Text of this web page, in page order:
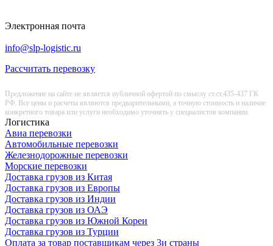
Электронная почта
info@slp-logistic.ru
Рассчитать перевозку
Предложение на сайте не является публичной офертой по смыслу ст.ст.435-437 ГК
РФ. Все цены и расчеты являются предварительными, а точную стоимость и наличие
конкретного товара или услуги необходимо уточнять у специалистов компании.
Логистика
Авиа перевозки
Автомобильные перевозки
Железнодорожные перевозки
Морские перевозки
Доставка грузов из Китая
Доставка грузов из Европы
Доставка грузов из Индии
Доставка грузов из ОАЭ
Доставка грузов из Южной Кореи
Доставка грузов из Турции
Оплата за товар поставщикам через 3и страны